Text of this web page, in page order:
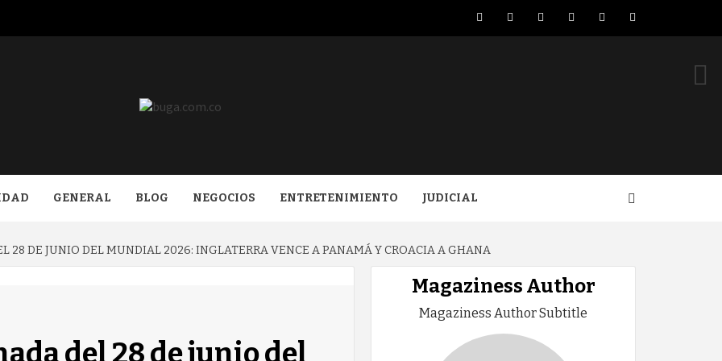
FacebookTwitterLinkedIn
VK YouTubeInstagram
GENERAL BLOG NEGOCIOS ENTRETENIMIENTO JUDICIAL
28 DE JUNIO DEL MUNDIAL 2026: INGLATERRA VENCE A PANAMÁ Y CROACIA A GHANA
del 28 de junio del
Magaziness Author
Magaziness Author Subtitle